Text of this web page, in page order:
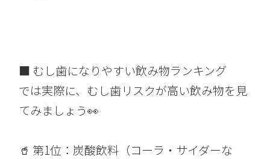
■ むし歯になりやすい飲み物ランキング
では実際に、むし歯リスクが高い飲み物を見
てみましょう👀
🥤 第1位：炭酸飲料（コーラ・サイダーな